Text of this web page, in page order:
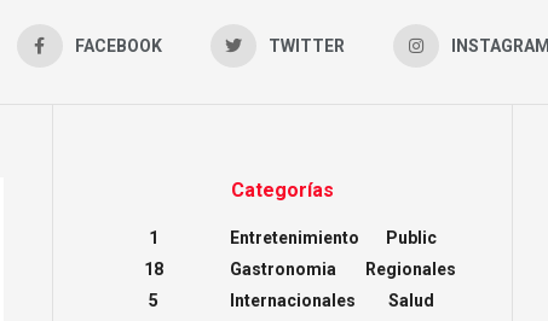
FACEBOOK TWITTER INSTAGRAM
Categorías
1
18
5
Entretenimiento
Gastronomia
Internacionales
Public
Regionales
Salud